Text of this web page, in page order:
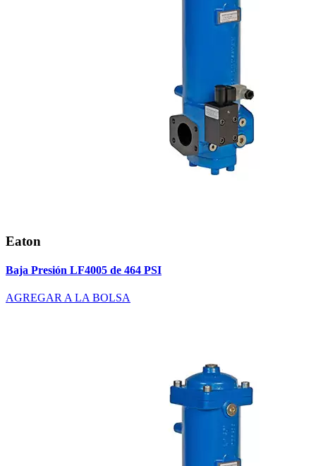
Eaton
Baja Presión LF4005 de 464 PSI
AGREGAR A LA BOLSA